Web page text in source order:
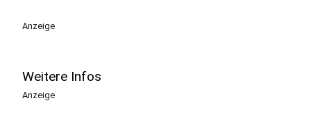
Anzeige
Weitere Infos
Anzeige